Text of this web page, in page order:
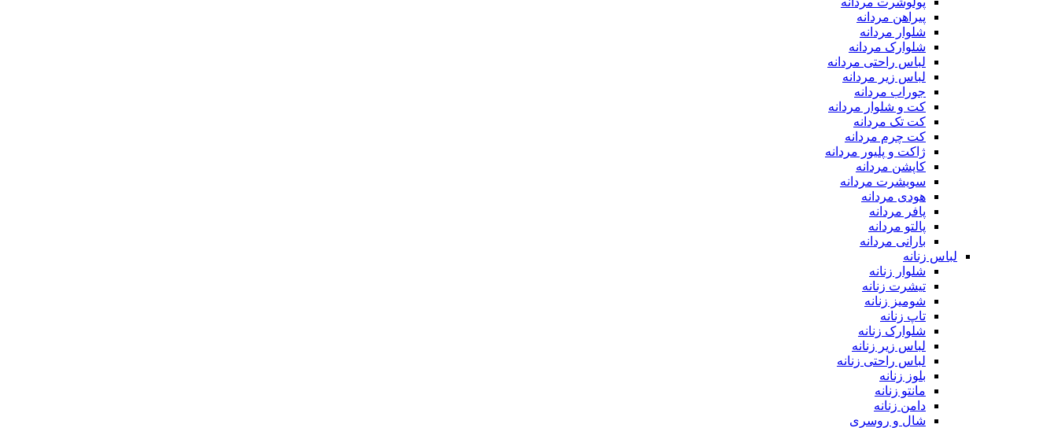
پیراهن مردانه
شلوار مردانه
شلوارک مردانه
لباس راحتی مردانه
لباس زیر مردانه
جوراب مردانه
کت و شلوار مردانه
کت تک مردانه
کت چرم مردانه
ژاکت و پلیور مردانه
کاپشن مردانه
سویشرت مردانه
هودی مردانه
پافر مردانه
پالتو مردانه
بارانی مردانه
لباس زنانه
شلوار زنانه
تیشرت زنانه
شومیز زنانه
تاپ زنانه
شلوارک زنانه
لباس زیر زنانه
لباس راحتی زنانه
بلوز زنانه
مانتو زنانه
دامن زنانه
شال و روسری